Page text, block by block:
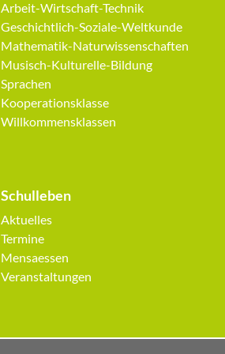
Navigation
überspringen
Arbeit-Wirtschaft-Technik
Geschichtlich-Soziale-Weltkunde
Mathematik-Naturwissenschaften
Musisch-Kulturelle-Bildung
Sprachen
Kooperationsklasse
Willkommensklassen
Schulleben
Navigation
überspringen
Aktuelles
Termine
Mensaessen
Veranstaltungen